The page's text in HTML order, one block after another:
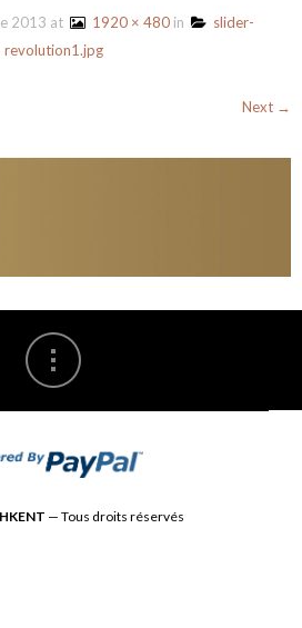
2013 at 1920 × 480in
slider-
revolution1.jpg
Next →
— Tous droits réservés